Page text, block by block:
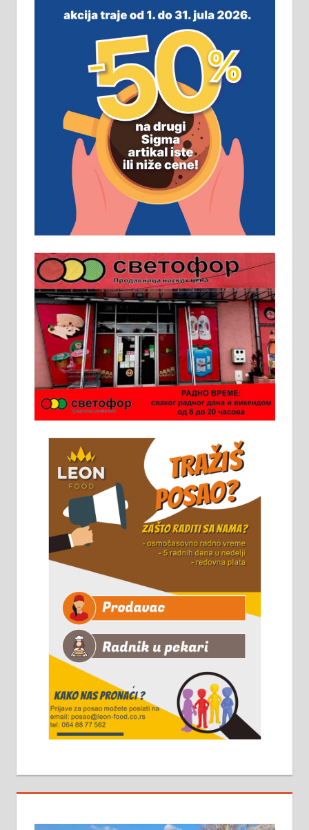
м2 са плацем од 8 ари у Зеленом
виру у Алексинцу. Могућа
замена. 064/21-63-584
ПОСЛОВНИ ОГЛАСИ
Рудник и флотација Рудник
д.о.о. Рудник запошљава 20
помоћника рудара. Услови:
Основна школа, пожељно радно
искуство на истим и сличним
пословима, али не и неопходан
услов. Обезбеђен смештај,
превоз, исхрана. 032/57-41-122 –
локал 22
Пружам услуге завршних радова
у грађевини, хидроизолације и
молерских радова. 061/25-28-058
Ало таксију потребан возач са Б
категоријом. 064/02-85-511
Потребна два радника за рад на
стоваришту „Липа промет” у
Алексинцу. За више
информација доћи лично на
стовариште у улици Максима
Горког 26 сваког радног дана од
8 до 15 часова. 063/465-045
Чистим све врсте димњака.
061/32-13-445